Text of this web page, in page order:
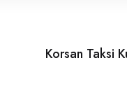
Korsan Taksi